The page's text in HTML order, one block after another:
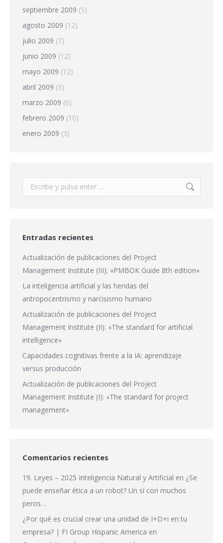
septiembre 2009 (5)
agosto 2009 (12)
julio 2009 (7)
junio 2009 (12)
mayo 2009 (12)
abril 2009 (3)
marzo 2009 (6)
febrero 2009 (10)
enero 2009 (3)
Buscar:
Entradas recientes
Actualización de publicaciones del Project
Management Institute (III): «PMBOK Guide 8th edition»
La inteligencia artificial y las heridas del
antropocentrismo y narcisismo humano
Actualización de publicaciones del Project
Management Institute (II): «The standard for artificial
intelligence»
Capacidades cognitivas frente a la IA: aprendizaje
versus producción
Actualización de publicaciones del Project
Management Institute (I): «The standard for project
management»
Comentarios recientes
19. Leyes – 2025 Inteligencia Natural y Artificial en ¿Se
puede enseñar ética a un robot? Un sí con muchos
peros…
¿Por qué es crucial crear una unidad de I+D+i en tu
empresa? | FI Group Hispanic America en